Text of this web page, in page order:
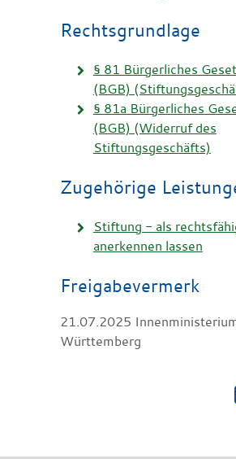
Rechtsgrundlage
§ 81 Bürgerliches
(BGB)
§ 81a Bürgerliches
(BGB) (Widerruf des
Stiftungsgeschäfts)
Zugehörige
Stiftung - als
anerkennen lassen
Freigabevermerk
21.07.2025
Württemberg